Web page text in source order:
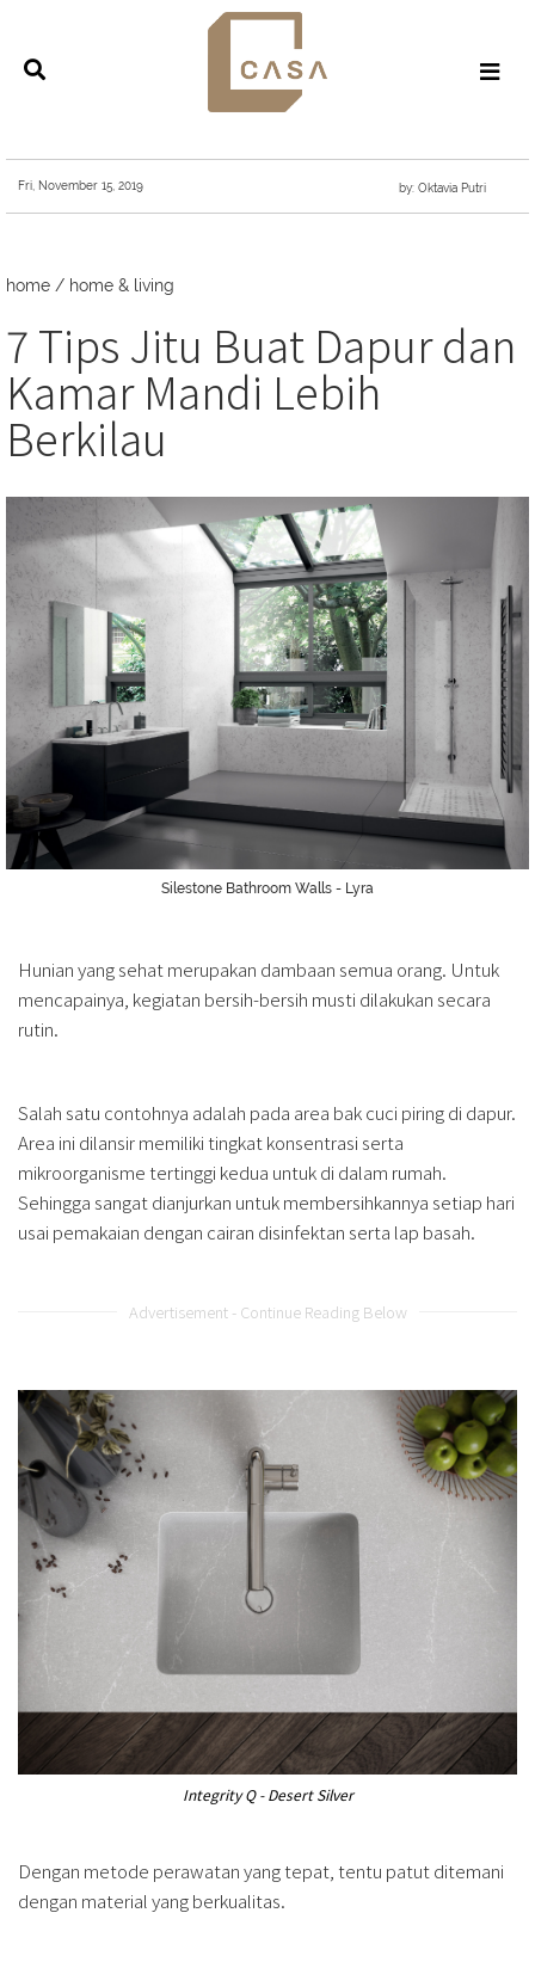
Fri, November 15, 2019 by: Oktavia Putri
home / home & living
7 Tips Jitu Buat Dapur dan
Kamar Mandi Lebih
Berkilau
Silestone Bathroom Walls - Lyra
Hunian yang sehat merupakan dambaan semua orang. Untuk
mencapainya, kegiatan bersih-bersih musti dilakukan secara
rutin.
Salah satu contohnya adalah pada area bak cuci piring di dapur.
Area ini dilansir memiliki tingkat konsentrasi serta
mikroorganisme tertinggi kedua untuk di dalam rumah.
Sehingga sangat dianjurkan untuk membersihkannya setiap hari
usai pemakaian dengan cairan disinfektan serta lap basah.
Advertisement - Continue Reading Below
Integrity Q - Desert Silver
Dengan metode perawatan yang tepat, tentu patut ditemani
dengan material yang berkualitas.